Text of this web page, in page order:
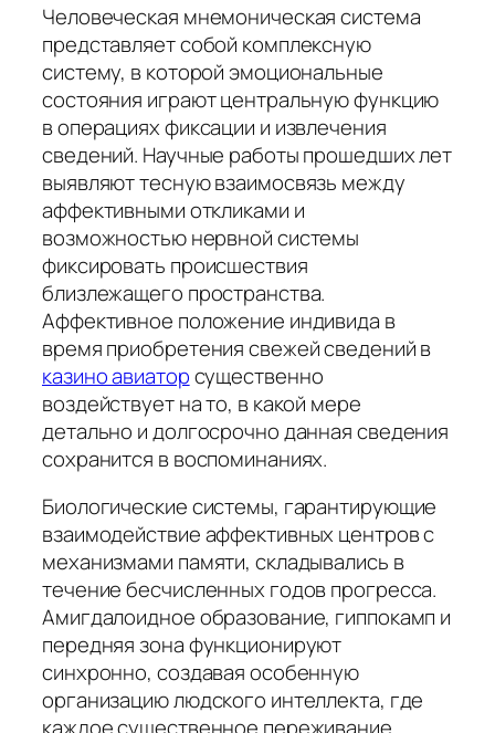
Человеческая мнемоническая система
представляет собой комплексную
систему, в которой эмоциональные
состояния играют центральную функцию
в операциях фиксации и извлечения
сведений. Научные работы прошедших лет
выявляют тесную взаимосвязь между
аффективными откликами и
возможностью нервной системы
фиксировать происшествия
близлежащего пространства.
Аффективное положение индивида в
время приобретения свежей сведений в
казино авиаторсущественно
воздействует на то, в какой мере
детально и долгосрочно данная сведения
сохранится в воспоминаниях.
Биологические системы, гарантирующие
взаимодействие аффективных центров с
механизмами памяти, складывались в
течение бесчисленных годов прогресса.
Амигдалоидное образование, гиппокамп и
передняя зона функционируют
синхронно, создавая особенную
организацию людского интеллекта, где